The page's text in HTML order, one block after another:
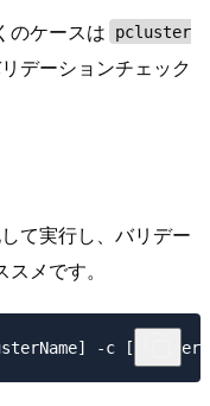
のケースは
pcluster
デーションチェック
て実行し、バリデー
メです。